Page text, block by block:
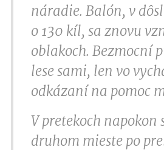
náradie. Balón, v
o 130 kíl, sa znovu
oblakoch. Bezmocní
lese sami, len vo
odkázaní na pomoc
V pretekoch napokon
druhom mieste po